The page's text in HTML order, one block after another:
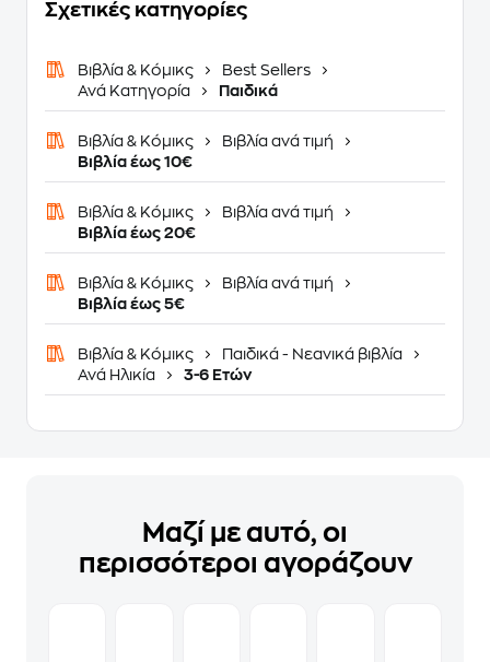
Σχετικές κατηγορίες
Βιβλία & Κόμικς
Best Sellers
Ανά Κατηγορία
Παιδικά
Βιβλία & Κόμικς
Βιβλία ανά τιμή
Βιβλία έως 10€
Βιβλία & Κόμικς
Βιβλία ανά τιμή
Βιβλία έως 20€
Βιβλία & Κόμικς
Βιβλία ανά τιμή
Βιβλία έως 5€
Βιβλία & Κόμικς
Παιδικά - Νεανικά βιβλία
Ανά Ηλικία
3-6 Ετών
Μαζί με αυτό, οι
περισσότεροι αγοράζουν